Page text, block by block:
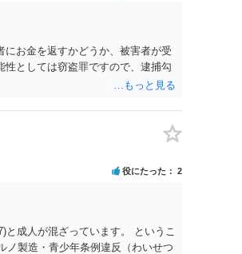
お金を返すかどうか、被害者が受
としては窃盗罪ですので、逮捕勾
役にたった 2
成人が混ざっています。 というこ
ノ製造・青少年条例違反（わいせつ